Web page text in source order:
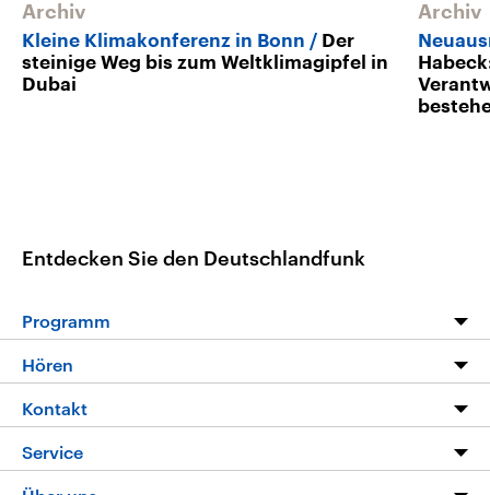
Archiv
Kleine Klimakonferenz in Bonn
Der
steinige Weg bis zum Weltklimagipfel in
Dubai
Archiv
Entdecken Sie den Deutschlandfunk
Programm
Programm
Die Nachrichten
Nachrichtenleicht
Hören
Livestream
Podcasts
Kontakt
Hörerservice
Service
FAQ